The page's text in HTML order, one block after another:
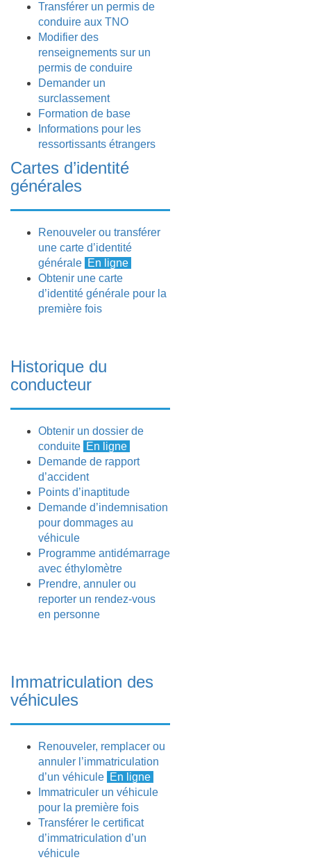
Transférer un permis de
conduire aux TNO
Modifier des
renseignements sur un
permis de conduire
Demander un
surclassement
Formation de base
Informations pour les
ressortissants étrangers
Cartes d’identité
générales
Renouveler ou transférer
une carte d’identité
générale En ligne
Obtenir une carte
d’identité générale pour la
première fois
Historique du
conducteur
Obtenir un dossier de
conduite En ligne
Demande de rapport
d’accident
Points d’inaptitude
Demande d’indemnisation
pour dommages au
véhicule
Programme antidémarrage
avec éthylomètre
Prendre, annuler ou
reporter un rendez-vous
en personne
Immatriculation des
véhicules
Renouveler, remplacer ou
annuler l’immatriculation
d’un véhicule En ligne
Immatriculer un véhicule
pour la première fois
Transférer le certificat
d’immatriculation d’un
véhicule